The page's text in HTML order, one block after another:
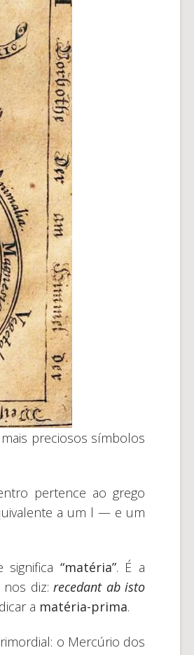
preciosos símbolos
pertence ao grego
a um l — e um
“matéria”. É a
nos diz:recedant ab isto
a matéria-prima.
o Mercúrio dos